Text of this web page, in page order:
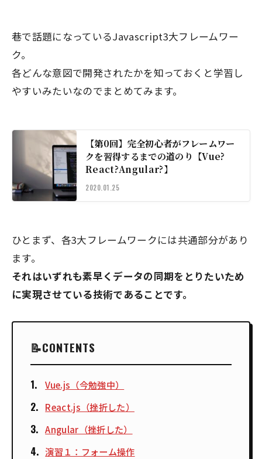
巷で話題になっているJavascript3大フレームワー
ク。
各どんな意図で開発されたかを知っておくと学習し
やすいみたいなのでまとめてみます。
【第0回】完全初心者がフレームワー
クを習得するまでの道のり【Vue?
React?Angular?】
2020.01.25
ひとまず、各3大フレームワークには共通部分があり
ます。
それはいずれも素早くデータの同期をとりたいため
に実現させている技術であることです。
CONTENTS
Vue.js（今勉強中）
React.js（挫折した）
Angular（挫折した）
演習１：フォーム操作